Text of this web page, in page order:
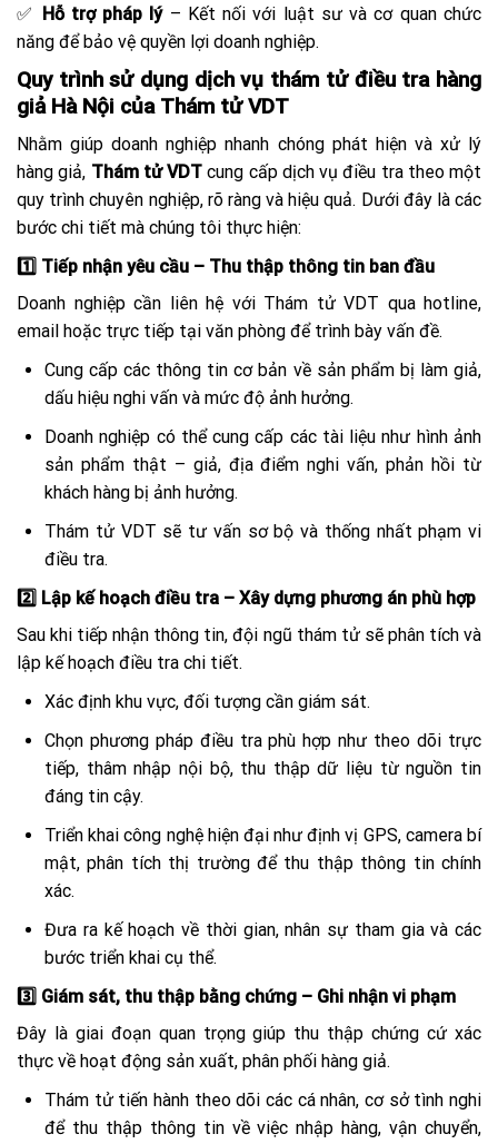
✅ Hỗ trợ pháp lý– Kết nối với luật sư và cơ quan chức
năng để bảo vệ quyền lợi doanh nghiệp.
Quy trình sử dụng dịch vụ thám tử điều tra hàng
giả Hà Nội của Thám tử VDT
Nhằm giúp doanh nghiệp nhanh chóng phát hiện và xử lý
hàng giả, Thám tử VDT cung cấp dịch vụ điều tra theo một
quy trình chuyên nghiệp, rõ ràng và hiệu quả. Dưới đây là các
bước chi tiết mà chúng tôi thực hiện:
1️⃣ Tiếp nhận yêu cầu – Thu thập thông tin ban đầu
Doanh nghiệp cần liên hệ với Thám tử VDT qua hotline,
email hoặc trực tiếp tại văn phòng để trình bày vấn đề.
Cung cấp các thông tin cơ bản về sản phẩm bị làm giả,
dấu hiệu nghi vấn và mức độ ảnh hưởng.
Doanh nghiệp có thể cung cấp các tài liệu như hình ảnh
sản phẩm thật – giả, địa điểm nghi vấn, phản hồi từ
khách hàng bị ảnh hưởng.
Thám tử VDT sẽ tư vấn sơ bộ và thống nhất phạm vi
điều tra.
2️⃣ Lập kế hoạch điều tra – Xây dựng phương án phù hợp
Sau khi tiếp nhận thông tin, đội ngũ thám tử sẽ phân tích và
lập kế hoạch điều tra chi tiết.
Xác định khu vực, đối tượng cần giám sát.
Chọn phương pháp điều tra phù hợp như theo dõi trực
tiếp, thâm nhập nội bộ, thu thập dữ liệu từ nguồn tin
đáng tin cậy.
Triển khai công nghệ hiện đại như định vị GPS, camera bí
mật, phân tích thị trường để thu thập thông tin chính
xác.
Đưa ra kế hoạch về thời gian, nhân sự tham gia và các
bước triển khai cụ thể.
3️⃣ Giám sát, thu thập bằng chứng – Ghi nhận vi phạm
Đây là giai đoạn quan trọng giúp thu thập chứng cứ xác
thực về hoạt động sản xuất, phân phối hàng giả.
Thám tử tiến hành theo dõi các cá nhân, cơ sở tình nghi
để thu thập thông tin về việc nhập hàng, vận chuyển,